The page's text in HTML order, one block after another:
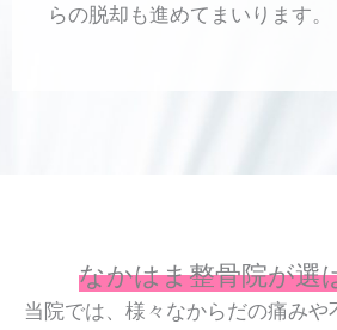
らの脱却も進めてまいります。
なかはま整骨院が選
当院では、様々なからだの痛みや